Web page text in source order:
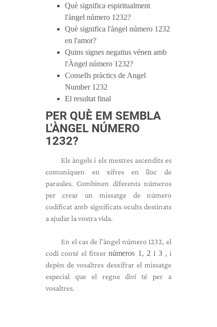
Què significa espiritualment
l'àngel número 1232?
Què significa l'àngel número 1232
en l'amor?
Quins signes negatius vénen amb
l'Àngel número 1232?
Consells pràctics de Angel
Number 1232
El resultat final
PER QUÈ EM SEMBLA
L'ÀNGEL NÚMERO
1232?
Els àngels i els mestres ascendits es
comuniquen en xifres en lloc de
paraules. Combinen diferents números
per crear un missatge de número
codificat amb significats ocults destinats
a ajudar la vostra vida.
En el cas de l'àngel número 1232, el
codi conté el fitxernúmeros 1, 2 i 3 , i
depèn de vosaltres desxifrar el missatge
especial que el regne diví té per a
vosaltres.